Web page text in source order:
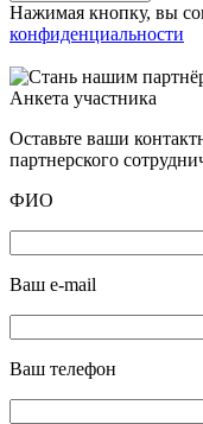
Нажимая кнопку, вы
конфиденциальности
Анкета участника
Оставьте ваши
партнерского
ФИО
Ваш e-mail
Ваш телефон